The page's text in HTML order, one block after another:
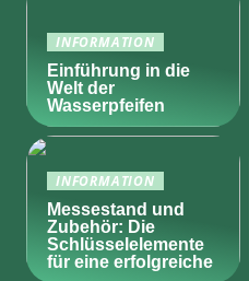
INFORMATION
Einführung in die
Welt der
Wasserpfeifen
INFORMATION
Messestand und
Zubehör: Die
Schlüsselelemente
für eine erfolgreiche